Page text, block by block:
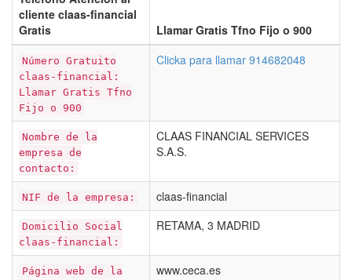
cliente claas-financial
Gratis
Llamar Gratis Tfno Fijo o 900
Número Gratuito
claas-financial:
Llamar Gratis Tfno
Fijo o 900
Clicka para llamar 914682048
Nombre de la
empresa de
contacto:
CLAAS FINANCIAL SERVICES
S.A.S.
NIF de la empresa: claas-financial
Domicilio Social
claas-financial:
RETAMA, 3 MADRID
Página web de la
www.ceca.es